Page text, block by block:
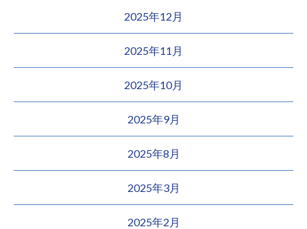
2025年12月
2025年11月
2025年10月
2025年9月
2025年8月
2025年3月
2025年2月